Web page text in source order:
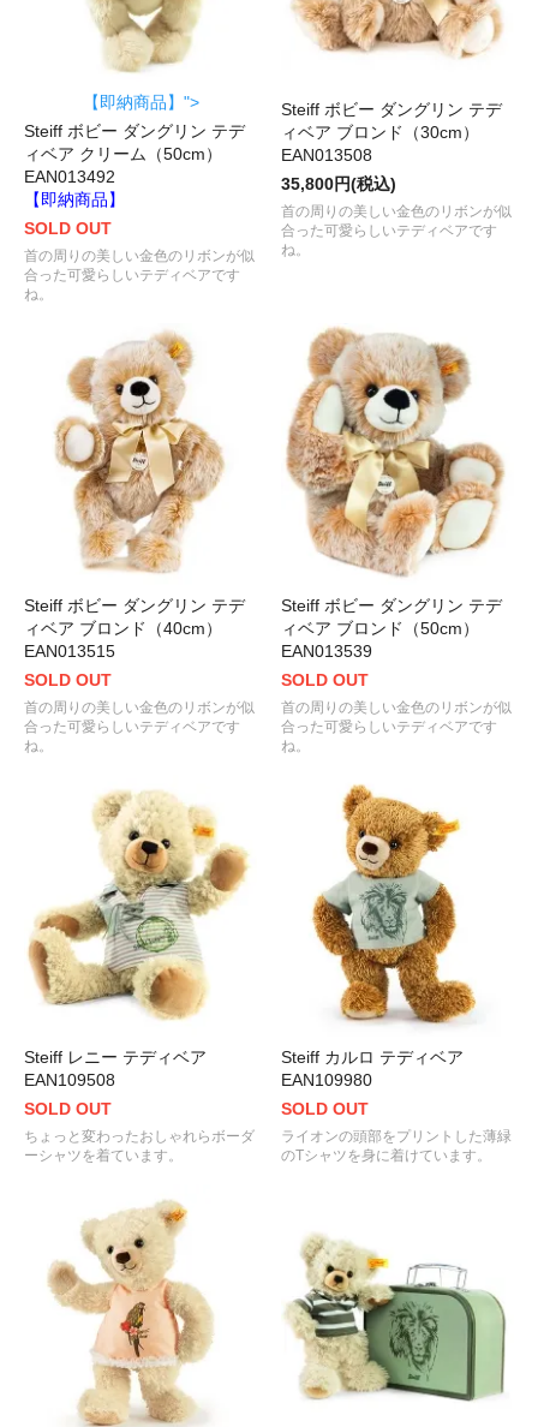
【即納商品】">
Steiff ボビー ダングリン テデ
ィベア クリーム（50cm）
EAN013492
【即納商品】
SOLD OUT
首の周りの美しい金色のリボンが似
合った可愛らしいテディベアです
ね。
Steiff ボビー ダングリン テデ
ィベア ブロンド（30cm）
EAN013508
35,800円(税込)
首の周りの美しい金色のリボンが似
合った可愛らしいテディベアです
ね。
Steiff ボビー ダングリン テデ
ィベア ブロンド（40cm）
EAN013515
SOLD OUT
首の周りの美しい金色のリボンが似
合った可愛らしいテディベアです
ね。
Steiff ボビー ダングリン テデ
ィベア ブロンド（50cm）
EAN013539
SOLD OUT
首の周りの美しい金色のリボンが似
合った可愛らしいテディベアです
ね。
Steiff レニー テディベア
EAN109508
SOLD OUT
ちょっと変わったおしゃれらボーダ
ーシャツを着ています。
Steiff カルロ テディベア
EAN109980
SOLD OUT
ライオンの頭部をプリントした薄緑
のTシャツを身に着けています。